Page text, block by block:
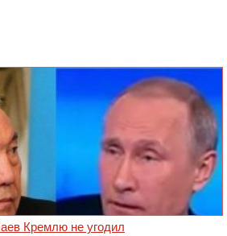
Кремлю не угодил